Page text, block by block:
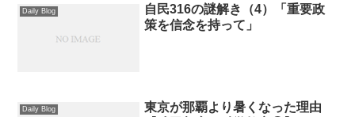
Daily Blog
自民316の謎解き（4）「重要政
策を信念を持って」
Daily Blog
東京が那覇より暑くなった理由